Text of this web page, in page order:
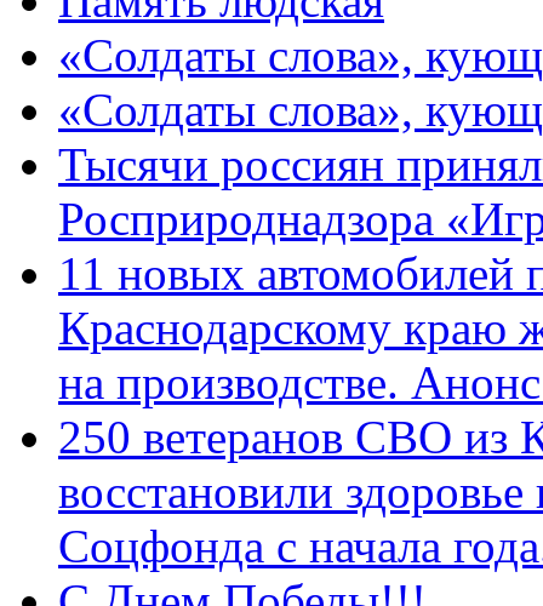
«Солдаты слова»,
«Солдаты слова»,
Тысячи россиян
Росприроднадзора
11 новых автомобилей
Краснодарскому краю
на производстве.
250 ветеранов СВО из
восстановили
Соцфонда с начала